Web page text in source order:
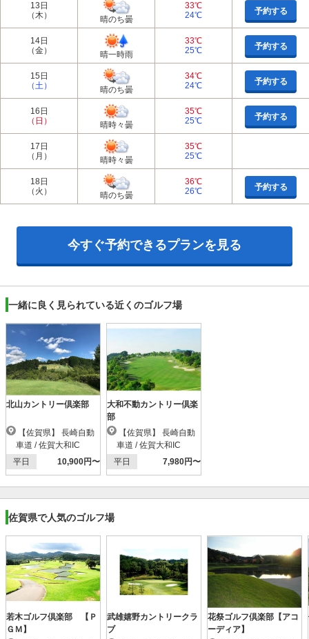
13日
（木）
晴のち曇
33℃
24℃
予約する
14日
（金）
晴一時雨
33℃
25℃
予約する
15日
（土）
晴のち曇
34℃
24℃
予約する
16日
（日）
晴時々曇
35℃
25℃
予約する
17日
（月）
晴時々曇
35℃
25℃
18日
（火）
晴のち曇
36℃
26℃
予約する
今すぐ予約できるプランを見る
一緒に良く見られている近くのゴルフ場
北山カントリー倶楽部
車道 / 佐賀大和IC
平日
10,900円〜
大和不動カントリー倶楽
部
車道 / 佐賀大和IC
平日
7,980円〜
佐賀県で人気のゴルフ場
若木ゴルフ倶楽部 【Ｐ
ＧＭ】
武雄嬉野カントリークラ
ブ
花祭ゴルフ倶楽部【アコ
ーディア】